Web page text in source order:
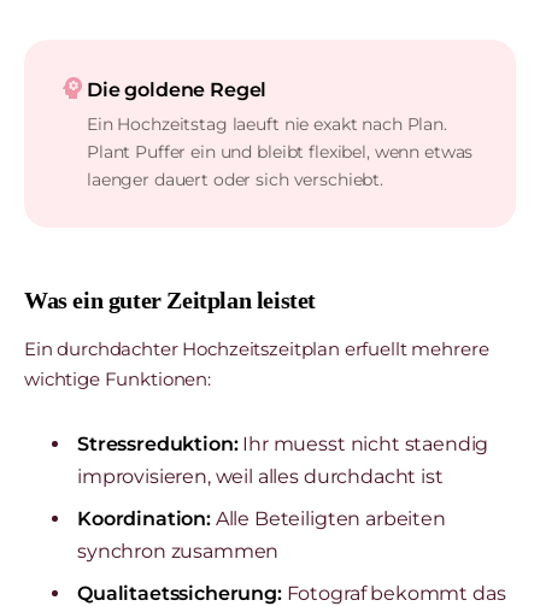
psychology Die goldene Regel
Ein Hochzeitstag laeuft nie exakt nach Plan.
Plant Puffer ein und bleibt flexibel, wenn etwas
laenger dauert oder sich verschiebt.
Was ein guter Zeitplan leistet
Ein durchdachter Hochzeitszeitplan erfuellt mehrere
wichtige Funktionen:
Stressreduktion:Ihr muesst nicht staendig
improvisieren, weil alles durchdacht ist
Koordination:Alle Beteiligten arbeiten
synchron zusammen
Qualitaetssicherung:Fotograf bekommt das